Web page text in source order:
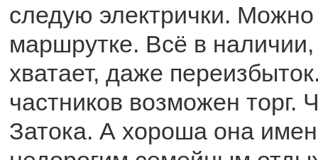
следую электрички. Можно
маршрутке. Всё в наличии,
хватает, даже
частников возможен торг.
Затока. А хороша она